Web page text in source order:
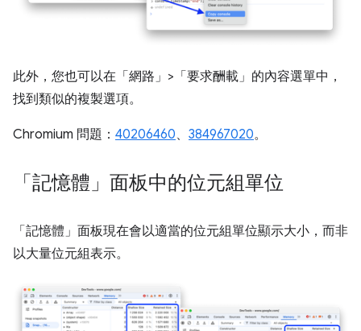
此外，您也可以在「網路」>「要求酬載」的內容選單中，
找到類似的複製選項。
Chromium 問題： 40206460、 384967020。
「記憶體」面板中的位元組單位
「記憶體」 面板現在會以適當的位元組單位顯示大小，而非
以大量位元組表示。